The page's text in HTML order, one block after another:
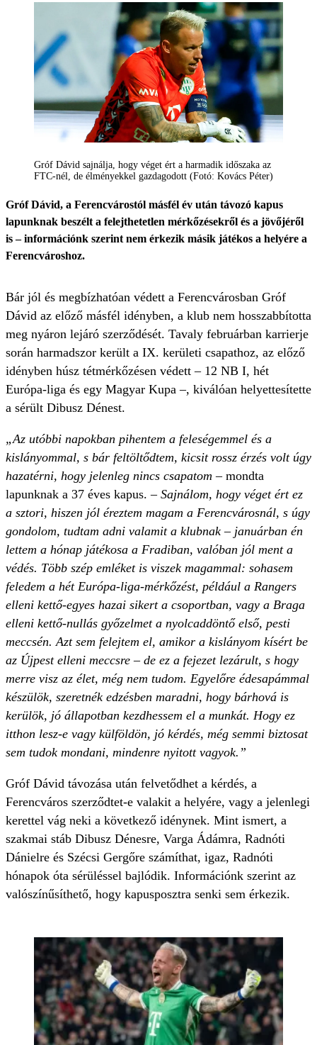
Gróf Dávid sajnálja, hogy véget ért a harmadik időszaka az
FTC-nél, de élményekkel gazdagodott (Fotó: Kovács Péter)
Gróf Dávid, a Ferencvárostól másfél év után távozó kapus
lapunknak beszélt a felejthetetlen mérkőzésekről és a jövőjéről
is – információnk szerint nem érkezik másik játékos a helyére a
Ferencvároshoz.
Bár jól és megbízhatóan védett a Ferencvárosban Gróf
Dávid az előző másfél idényben, a klub nem hosszabbította
meg nyáron lejáró szerződését. Tavaly februárban karrierje
során harmadszor került a IX. kerületi csapathoz, az előző
idényben húsz tétmérkőzésen védett – 12 NB I, hét
Európa-liga és egy Magyar Kupa –, kiválóan helyettesítette
a sérült Dibusz Dénest.
„Az utóbbi napokban pihentem a feleségemmel és a
kislányommal, s bár feltöltődtem, kicsit rossz érzés volt úgy
hazatérni, hogy jelenleg nincs csapatom – mondta
lapunknak a 37 éves kapus. – Sajnálom, hogy véget ért ez
a sztori, hiszen jól éreztem magam a Ferencvárosnál, s úgy
gondolom, tudtam adni valamit a klubnak – januárban én
lettem a hónap játékosa a Fradiban, valóban jól ment a
védés. Több szép emléket is viszek magammal: sohasem
feledem a hét Európa-liga-mérkőzést, például a Rangers
elleni kettő-egyes hazai sikert a csoportban, vagy a Braga
elleni kettő-nullás győzelmet a nyolcaddöntő első, pesti
meccsén. Azt sem felejtem el, amikor a kislányom kísért be
az Újpest elleni meccsre – de ez a fejezet lezárult, s hogy
merre visz az élet, még nem tudom. Egyelőre édesapámmal
készülök, szeretnék edzésben maradni, hogy bárhová is
kerülök, jó állapotban kezdhessem el a munkát. Hogy ez
itthon lesz-e vagy külföldön, jó kérdés, még semmi biztosat
sem tudok mondani, mindenre nyitott vagyok.”
Gróf Dávid távozása után felvetődhet a kérdés, a
Ferencváros szerződtet-e valakit a helyére, vagy a jelenlegi
kerettel vág neki a következő idénynek. Mint ismert, a
szakmai stáb Dibusz Dénesre, Varga Ádámra, Radnóti
Dánielre és Szécsi Gergőre számíthat, igaz, Radnóti
hónapok óta sérüléssel bajlódik. Információnk szerint az
valószínűsíthető, hogy kapusposztra senki sem érkezik.